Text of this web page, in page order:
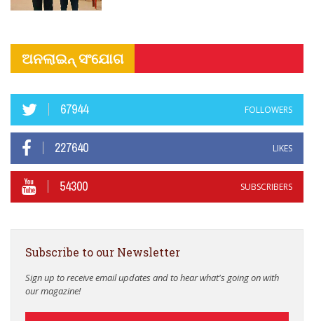
ଅନଲାଇନ୍ ସଂଯୋଗ
67944 FOLLOWERS
227640 LIKES
54300 SUBSCRIBERS
Subscribe to our Newsletter
Sign up to receive email updates and to hear what's going on with
our magazine!